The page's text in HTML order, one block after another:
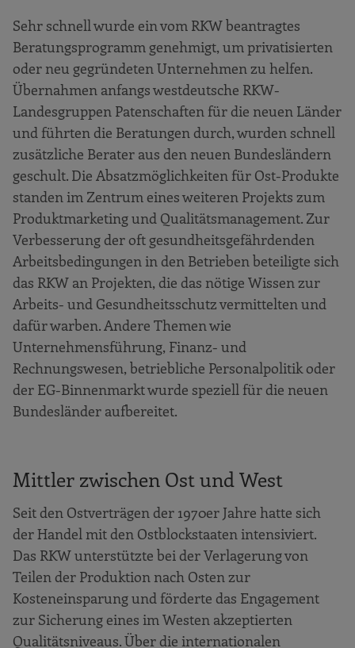
Sehr schnell wurde ein vom RKW beantragtes
Beratungsprogramm genehmigt, um privatisierten
oder neu gegründeten Unternehmen zu helfen.
Übernahmen anfangs westdeutsche RKW-
Landesgruppen Patenschaften für die neuen Länder
und führten die Beratungen durch, wurden schnell
zusätzliche Berater aus den neuen Bundesländern
geschult. Die Absatzmöglichkeiten für Ost-Produkte
standen im Zentrum eines weiteren Projekts zum
Produktmarketing und Qualitätsmanagement. Zur
Verbesserung der oft gesundheitsgefährdenden
Arbeitsbedingungen in den Betrieben beteiligte sich
das RKW an Projekten, die das nötige Wissen zur
Arbeits- und Gesundheitsschutz vermittelten und
dafür warben. Andere Themen wie
Unternehmensführung, Finanz- und
Rechnungswesen, betriebliche Personalpolitik oder
der EG-Binnenmarkt wurde speziell für die neuen
Bundesländer aufbereitet.
Mittler zwischen Ost und West
Seit den Ostverträgen der 1970er Jahre hatte sich
der Handel mit den Ostblockstaaten intensiviert.
Das RKW unterstützte bei der Verlagerung von
Teilen der Produktion nach Osten zur
Kosteneinsparung und förderte das Engagement
zur Sicherung eines im Westen akzeptierten
Qualitätsniveaus. Über die internationalen